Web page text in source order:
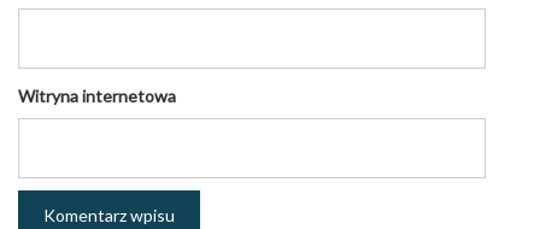
Witryna internetowa